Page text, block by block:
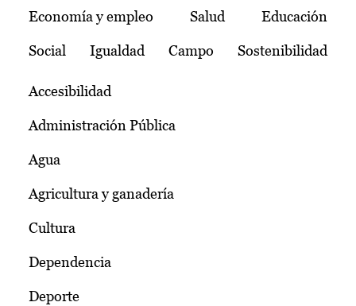
Temas
Economía y empleo Salud Educación
Social Igualdad Campo Sostenibilidad
Accesibilidad
Administración Pública
Agua
Agricultura y ganadería
Cultura
Dependencia
Deporte